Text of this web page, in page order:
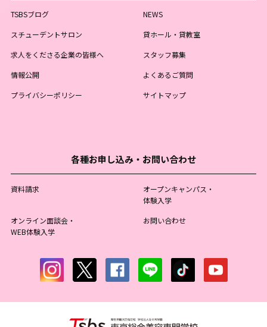
TSBSブログ
NEWS
スチューデントサロン
貸ホール・貸教室
求人をくださる企業の皆様へ
スタッフ募集
情報公開
よくあるご質問
プライバシーポリシー
サイトマップ
各種お申し込み・お問い合わせ
資料請求
オープンキャンパス・
体験入学
オンライン面談会・
WEB体験入学
お問い合わせ